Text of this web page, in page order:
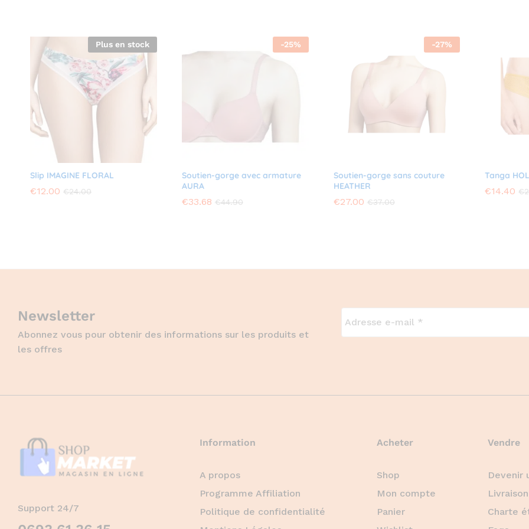
Plus en stock
Slip IMAGINE FLORAL
€12.00 €24.00
€12.00 €24.00
-25%
Soutien-gorge avec armature
AURA
€33.68 €44.90
€33.68 €44.90
-27%
Soutien-gorge sans couture
HEATHER
€27.00 €37.00
€27.00 €37.00
Tanga
€14.40 €
€14.40 €
Newsletter
Abonnez vous pour obtenir des informations sur les produits et
les offres
Support 24/7
Information
A propos
Programme Affiliation
Politique de confidentialité
Acheter
Shop
Mon compte
Panier
Vendre
Devenir
Charte